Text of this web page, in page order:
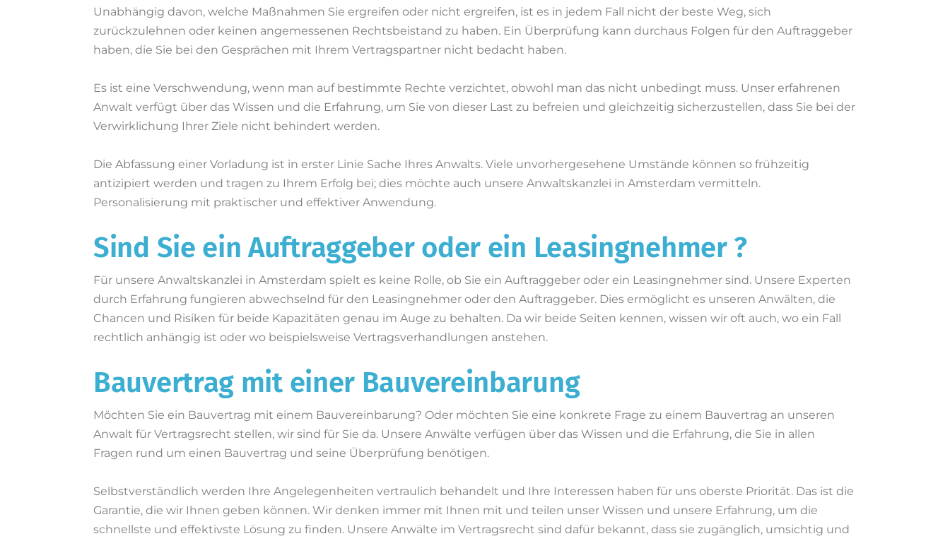
Unabhängig davon, welche Maßnahmen Sie ergreifen oder nicht ergreifen, ist es in jedem Fall nicht der beste Weg, sich
zurückzulehnen oder keinen angemessenen Rechtsbeistand zu haben. Ein Überprüfung kann durchaus Folgen für den Auftraggeber
haben, die Sie bei den Gesprächen mit Ihrem Vertragspartner nicht bedacht haben.
Es ist eine Verschwendung, wenn man auf bestimmte Rechte verzichtet, obwohl man das nicht unbedingt muss. Unser erfahrenen
Anwalt verfügt über das Wissen und die Erfahrung, um Sie von dieser Last zu befreien und gleichzeitig sicherzustellen, dass Sie bei der
Verwirklichung Ihrer Ziele nicht behindert werden.
Die Abfassung einer Vorladung ist in erster Linie Sache Ihres Anwalts. Viele unvorhergesehene Umstände können so frühzeitig
antizipiert werden und tragen zu Ihrem Erfolg bei; dies möchte auch unsere Anwaltskanzlei in Amsterdam vermitteln.
Personalisierung mit praktischer und effektiver Anwendung.
Sind Sie ein Auftraggeber oder ein Leasingnehmer ?
Für unsere Anwaltskanzlei in Amsterdam spielt es keine Rolle, ob Sie ein Auftraggeber oder ein Leasingnehmer sind. Unsere Experten
durch Erfahrung fungieren abwechselnd für den Leasingnehmer oder den Auftraggeber. Dies ermöglicht es unseren Anwälten, die
Chancen und Risiken für beide Kapazitäten genau im Auge zu behalten. Da wir beide Seiten kennen, wissen wir oft auch, wo ein Fall
rechtlich anhängig ist oder wo beispielsweise Vertragsverhandlungen anstehen.
Bauvertrag mit einer Bauvereinbarung
Möchten Sie ein Bauvertrag mit einem Bauvereinbarung? Oder möchten Sie eine konkrete Frage zu einem Bauvertrag an unseren
Anwalt für Vertragsrecht stellen, wir sind für Sie da. Unsere Anwälte verfügen über das Wissen und die Erfahrung, die Sie in allen
Fragen rund um einen Bauvertrag und seine Überprüfung benötigen.
Selbstverständlich werden Ihre Angelegenheiten vertraulich behandelt und Ihre Interessen haben für uns oberste Priorität. Das ist die
Garantie, die wir Ihnen geben können. Wir denken immer mit Ihnen mit und teilen unser Wissen und unsere Erfahrung, um die
schnellste und effektivste Lösung zu finden. Unsere Anwälte im Vertragsrecht sind dafür bekannt, dass sie zugänglich, umsichtig und